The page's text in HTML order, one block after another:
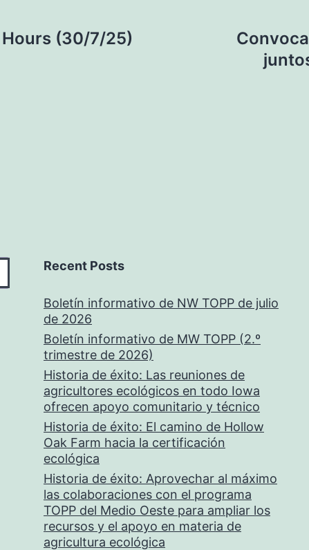
Hours (30/7/25)
Recent Posts
Boletín informativo de NW TOPP de julio
de 2026
Boletín informativo de MW TOPP (2.º
trimestre de 2026)
Historia de éxito: Las reuniones de
agricultores ecológicos en todo Iowa
ofrecen apoyo comunitario y técnico
Historia de éxito: El camino de Hollow
Oak Farm hacia la certificación
ecológica
Historia de éxito: Aprovechar al máximo
las colaboraciones con el programa
TOPP del Medio Oeste para ampliar los
recursos y el apoyo en materia de
agricultura ecológica